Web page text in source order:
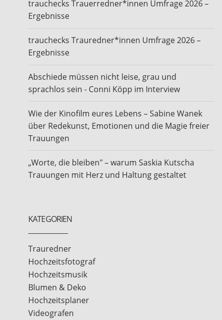
trauchecks Trauerredner*innen Umfrage 2026 –
Ergebnisse
trauchecks Trauredner*innen Umfrage 2026 –
Ergebnisse
Abschiede müssen nicht leise, grau und
sprachlos sein - Conni Köpp im Interview
Wie der Kinofilm eures Lebens – Sabine Wanek
über Redekunst, Emotionen und die Magie freier
Trauungen
„Worte, die bleiben" – warum Saskia Kutscha
Trauungen mit Herz und Haltung gestaltet
KATEGORIEN
Trauredner
Hochzeitsfotograf
Hochzeitsmusik
Blumen & Deko
Hochzeitsplaner
Videografen